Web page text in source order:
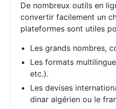
De nombreux outils en
convertir facilement un
plateformes sont utiles
Les grands nombres,
Les formats
etc.).
Les devises
dinar algérien ou le